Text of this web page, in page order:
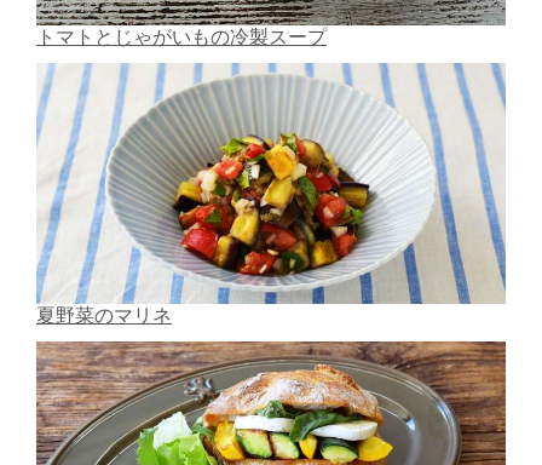
トマトとじゃがいもの冷製スープ
夏野菜のマリネ